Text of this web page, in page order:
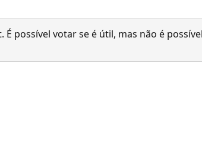
possível votar se é útil, mas não é